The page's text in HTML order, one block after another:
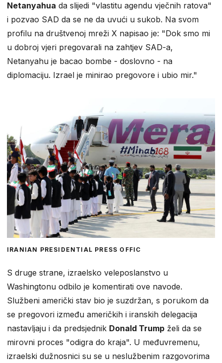
Netanyahua da slijedi "vlastitu agendu vječnih ratova"
i pozvao SAD da se ne da uvući u sukob. Na svom
profilu na društvenoj mreži X napisao je: "Dok smo mi
u dobroj vjeri pregovarali na zahtjev SAD-a,
Netanyahu je bacao bombe - doslovno - na
diplomaciju. Izrael je minirao pregovore i ubio mir."
IRANIAN PRESIDENTIAL PRESS OFFIC
S druge strane, izraelsko veleposlanstvo u
Washingtonu odbilo je komentirati ove navode.
Službeni američki stav bio je suzdržan, s porukom da
se pregovori između američkih i iranskih delegacija
nastavljaju i da predsjednik Donald Trump želi da se
mirovni proces "odigra do kraja". U međuvremenu,
izraelski dužnosnici su se u neslužbenim razgovorima